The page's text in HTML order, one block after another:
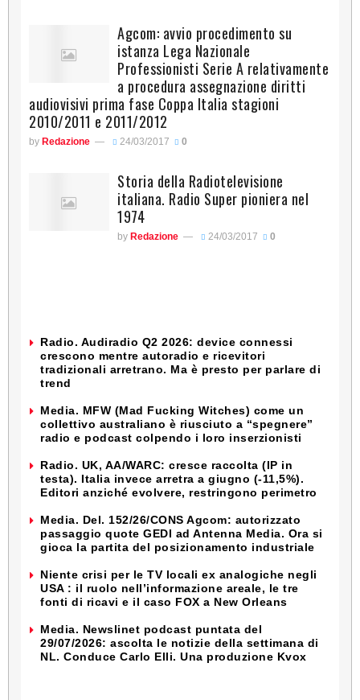
Agcom: avvio procedimento su
istanza Lega Nazionale
Professionisti Serie A relativamente
a procedura assegnazione diritti
audiovisivi prima fase Coppa Italia stagioni
2010/2011 e 2011/2012
by Redazione 24/03/2017 0
Storia della Radiotelevisione
italiana. Radio Super pioniera nel
1974
by Redazione 24/03/2017 0
Radio. Audiradio Q2 2026: device connessi
crescono mentre autoradio e ricevitori
tradizionali arretrano. Ma è presto per parlare di
trend
Media. MFW (Mad Fucking Witches) come un
collettivo australiano è riusciuto a “spegnere”
radio e podcast colpendo i loro inserzionisti
Radio. UK, AA/WARC: cresce raccolta (IP in
testa). Italia invece arretra a giugno (-11,5%).
Editori anziché evolvere, restringono perimetro
Media. Del. 152/26/CONS Agcom: autorizzato
passaggio quote GEDI ad Antenna Media. Ora si
gioca la partita del posizionamento industriale
Niente crisi per le TV locali ex analogiche negli
USA : il ruolo nell’informazione areale, le tre
fonti di ricavi e il caso FOX a New Orleans
Media. Newslinet podcast puntata del
29/07/2026: ascolta le notizie della settimana di
NL. Conduce Carlo Elli. Una produzione Kvox